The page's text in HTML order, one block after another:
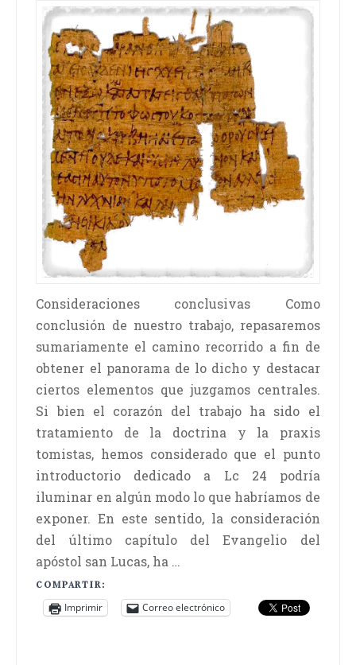
Consideraciones conclusivas Como
conclusión de nuestro trabajo, repasaremos
sumariamente el camino recorrido a fin de
obtener el panorama de lo dicho y destacar
ciertos elementos que juzgamos centrales.
Si bien el corazón del trabajo ha sido el
tratamiento de la doctrina y la praxis
tomistas, hemos considerado que el punto
introductorio dedicado a Lc 24 podría
iluminar en algún modo lo que habríamos de
exponer. En este sentido, la consideración
del último capítulo del Evangelio del
apóstol san Lucas, ha …
COMPARTIR:
Imprimir Correo electrónico